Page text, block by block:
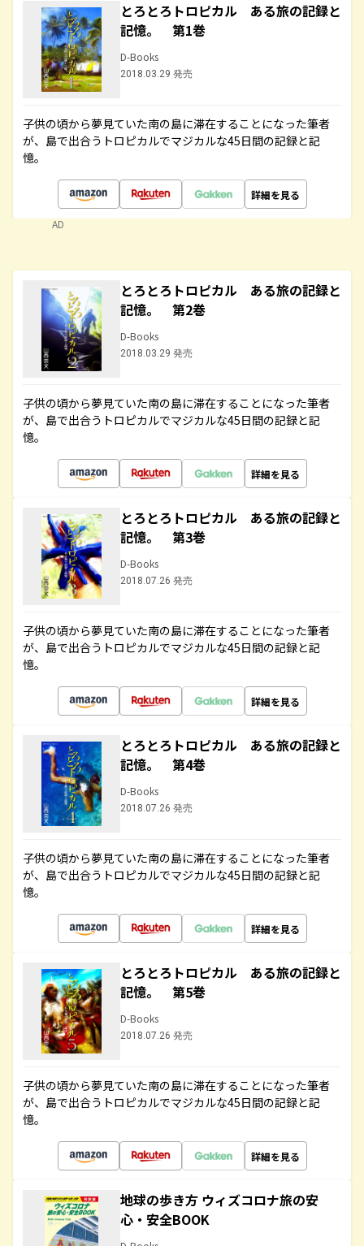
とろとろトロピカル ある旅の記録と
記憶。 第1巻
D-Books
2018.03.29 発売
子供の頃から夢見ていた南の島に滞在することになった筆者
が、島で出合うトロピカルでマジカルな45日間の記録と記
憶。
詳細を見る
AD
とろとろトロピカル ある旅の記録と
記憶。 第2巻
D-Books
2018.03.29 発売
子供の頃から夢見ていた南の島に滞在することになった筆者
が、島で出合うトロピカルでマジカルな45日間の記録と記
憶。
詳細を見る
とろとろトロピカル ある旅の記録と
記憶。 第3巻
D-Books
2018.07.26 発売
子供の頃から夢見ていた南の島に滞在することになった筆者
が、島で出合うトロピカルでマジカルな45日間の記録と記
憶。
詳細を見る
とろとろトロピカル ある旅の記録と
記憶。 第4巻
D-Books
2018.07.26 発売
子供の頃から夢見ていた南の島に滞在することになった筆者
が、島で出合うトロピカルでマジカルな45日間の記録と記
憶。
詳細を見る
とろとろトロピカル ある旅の記録と
記憶。 第5巻
D-Books
2018.07.26 発売
子供の頃から夢見ていた南の島に滞在することになった筆者
が、島で出合うトロピカルでマジカルな45日間の記録と記
憶。
詳細を見る
地球の歩き方 ウィズコロナ旅の安
心・安全BOOK